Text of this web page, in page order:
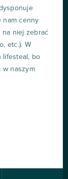
nam cenny
na niej zebrać
etc.). W
lifesteal, bo
w naszym